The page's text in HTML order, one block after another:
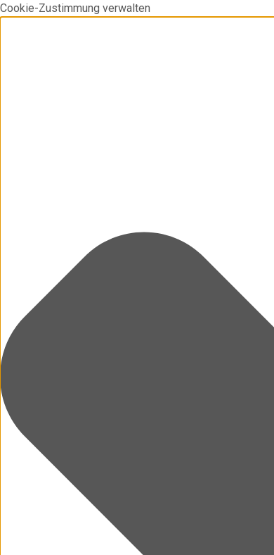
Cookie-Zustimmung verwalten